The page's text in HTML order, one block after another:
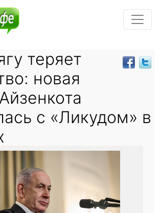
теряет
новая
с «Ликудом» в